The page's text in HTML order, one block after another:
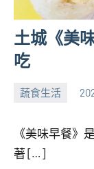
土城《美
吃
蔬食生活
張
芋
No
《美味早餐》
著 […]